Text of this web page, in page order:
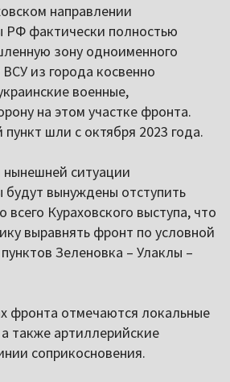
направлении
РФ фактически полностью
зону одноименного
из города косвенно
военные,
на этом участке фронта.
шли с октября 2023 года.
ситуации
вынуждены отступить
всего Кураховского выступа, что
выравнять фронт по условной
Зеленовка – Улаклы –
фронта отмечаются локальные
также артиллерийские
соприкосновения.